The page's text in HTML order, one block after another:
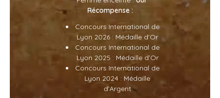
Récompense :
Concours International de
Lyon 2026 : Médaille d’Or
Concours International de
Lyon 2025 : Médaille d’Or
Concours International de
Lyon 2024 : Médaille
d’Argent